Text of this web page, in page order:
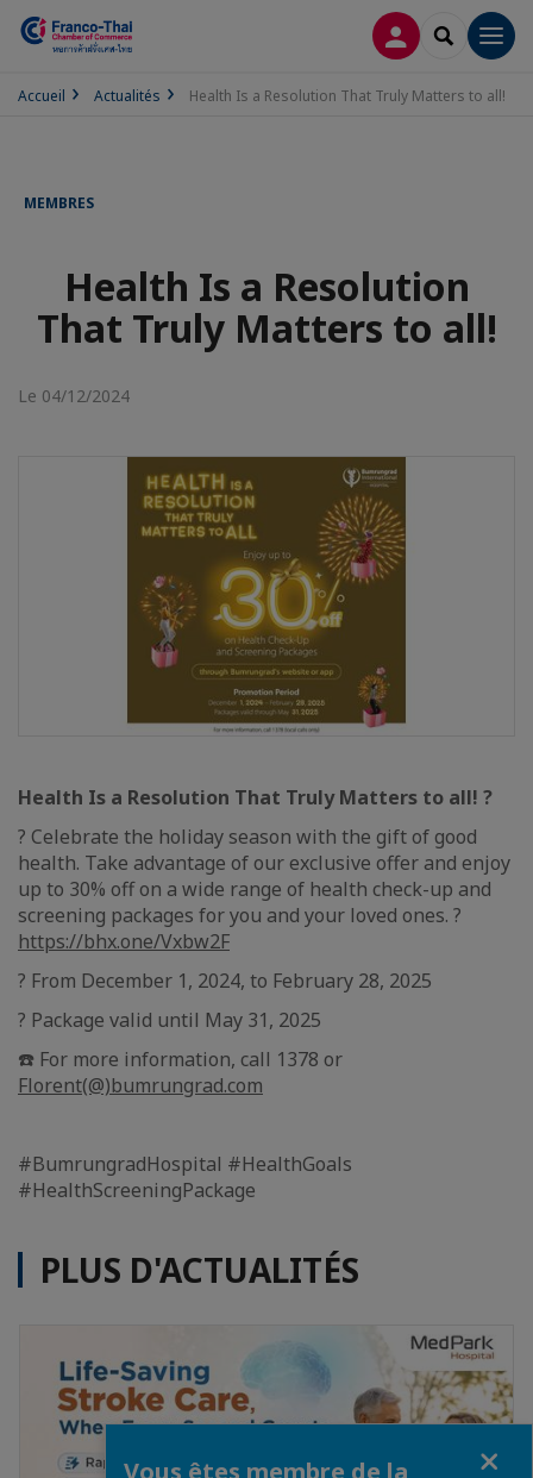
CONNEXION
Accueil Actualités Health Is a Resolution That Truly Matters to all!
MEMBRES
Health Is a Resolution
That Truly Matters to all!
Le 04/12/2024
Health Is a Resolution That Truly Matters to all! ?
? Celebrate the holiday season with the gift of good
health. Take advantage of our exclusive offer and enjoy
up to 30% off on a wide range of health check-up and
screening packages for you and your loved ones. ?
https://bhx.one/Vxbw2F
? From December 1, 2024, to February 28, 2025
? Package valid until May 31, 2025
☎️ For more information, call 1378 or
Florent(@)bumrungrad.com
#BumrungradHospital #HealthGoals
#HealthScreeningPackage
PLUS D'ACTUALITÉS
Vous êtes membre de la